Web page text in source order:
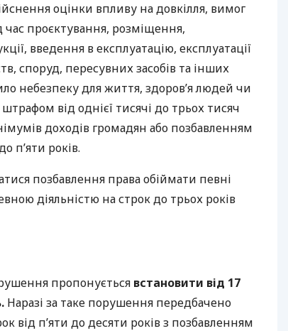
оцінки впливу на довкілля, вимог
час проєктування, розміщення,
введення в експлуатацію, експлуатації
споруд, пересувних засобів та інших
небезпеку для життя, здоров’я людей чи
від однієї тисячі до трьох тисяч
доходів громадян або позбавленням
п’яти років.
позбавлення права обіймати певні
діяльністю на строк до трьох років
пропонується встановити від 17
Наразі за таке порушення передбачено
від п’яти до десяти років з позбавленням